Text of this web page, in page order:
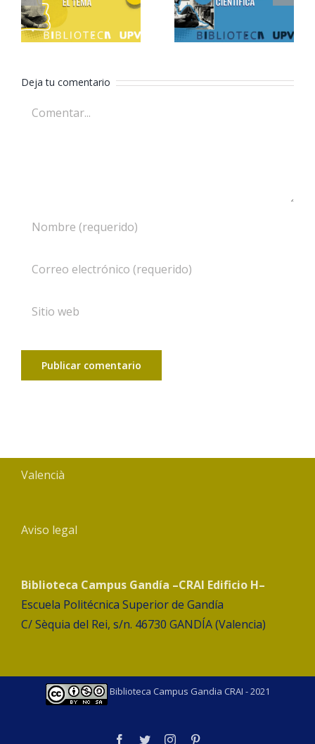
elegir el
tema
buscar
información
Deja tu comentario
Comentar
Valencià
Aviso legal
Biblioteca Campus Gandía –CRAI Edificio H–
Escuela Politécnica Superior de Gandía
C/ Sèquia del Rei, s/n. 46730 GANDÍA (Valencia)
Biblioteca Campus Gandia CRAI - 2021
facebook
twitterinstagram